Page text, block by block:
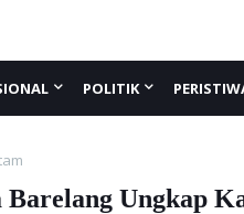
POLITIK
Barelang Ungkap